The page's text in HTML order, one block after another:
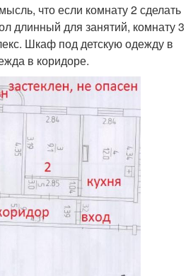
что если комнату 2 сделать
длинный для занятий, комнату 3
Шкаф под детскую одежду в
в коридоре.